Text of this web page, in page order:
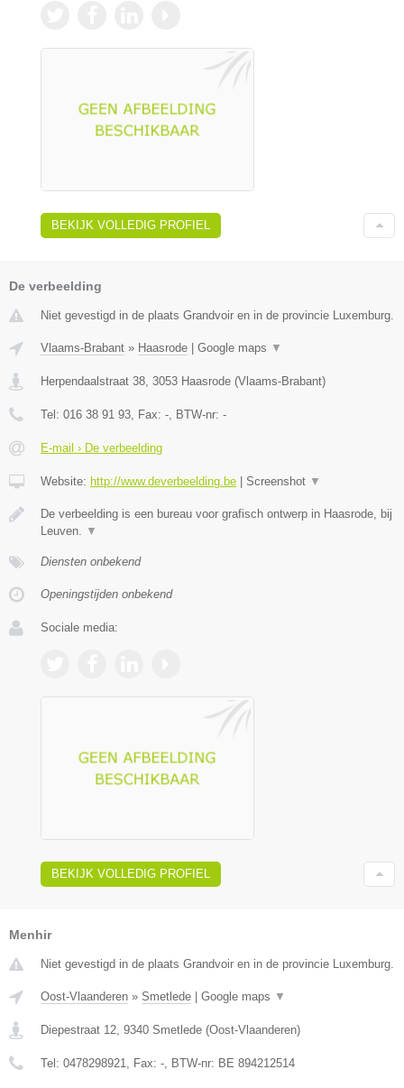
BEKIJK VOLLEDIG PROFIEL
De verbeelding
Niet gevestigd in de plaats Grandvoir en in de provincie Luxemburg.
Vlaams-Brabant » Haasrode Google maps ▼
Herpendaalstraat 38 3053 Haasrode (Vlaams-Brabant)
Tel: 016 38 91 93 , Fax: - , BTW-nr: -
E-mail › De verbeelding
Website: http://www.deverbeelding.be Screenshot ▼
De verbeelding is een bureau voor grafisch ontwerp in Haasrode, bij
Leuven.
▼
Diensten onbekend
Openingstijden onbekend
Sociale media:
BEKIJK VOLLEDIG PROFIEL
Menhir
Niet gevestigd in de plaats Grandvoir en in de provincie Luxemburg.
Oost-Vlaanderen » Smetlede | Google maps ▼
Diepestraat 12 9340 Smetlede (Oost-Vlaanderen)
Tel: 0478298921 , Fax: - , BTW-nr: BE 894212514